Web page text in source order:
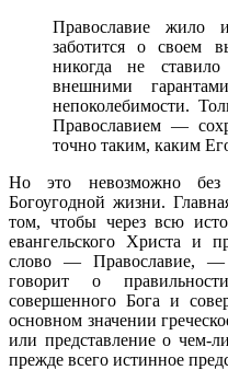
Православие жило
заботится о своем
никогда не
внешними
непоколебимости.
Православием —
точно таким, каким
Но это невозможно
Богоугодной жизни.
том, чтобы через всю
евангельского Христа и
слово — Православие, —
говорит о
совершенного Бога и
основном значении
или представление о чем-
прежде всего истинное